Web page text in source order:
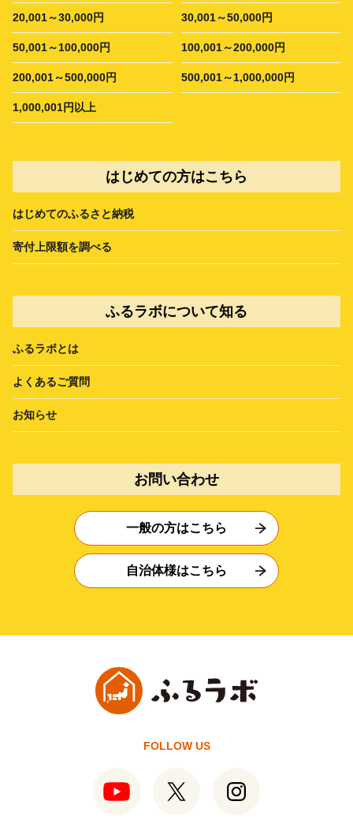
20,001～30,000円 30,001～50,000円
50,001～100,000円 100,001～200,000円
200,001～500,000円 500,001～1,000,000円
1,000,001円以上
はじめての方はこちら
はじめてのふるさと納税
寄付上限額を調べる
ふるラボについて知る
ふるラボとは
よくあるご質問
お知らせ
お問い合わせ
一般の方はこちら
自治体様はこちら
FOLLOW US